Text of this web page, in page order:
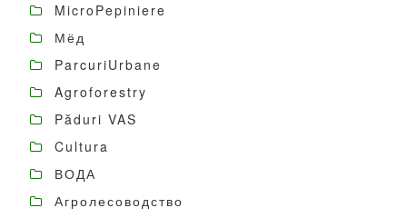
MicroPepiniere
Мёд
ParcuriUrbane
Agroforestry
Păduri VAS
Cultura
ВОДА
Агролесоводство